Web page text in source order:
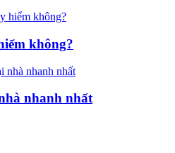
không?
nhanh nhất